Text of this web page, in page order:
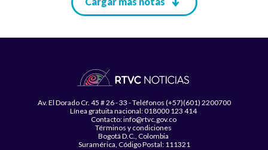
Av. El Dorado Cr. 45 # 26 - 33 - Teléfonos (+57)(601) 2200700
Línea gratuita nacional: 018000 123 414
Contacto: info@rtvc.gov.co
Términos y condiciones
Bogotá D.C., Colombia
Suramérica, Código Postal: 111321